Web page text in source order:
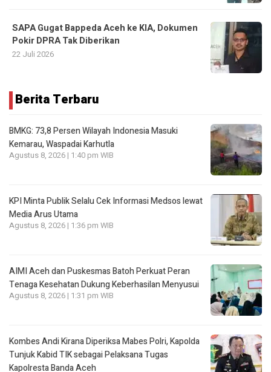
SAPA Gugat Bappeda Aceh ke KIA, Dokumen
Pokir DPRA Tak Diberikan
22 Juli 2026
Berita Terbaru
BMKG: 73,8 Persen Wilayah Indonesia Masuki
Kemarau, Waspadai Karhutla
Agustus 8, 2026 | 1:40 pm WIB
KPI Minta Publik Selalu Cek Informasi Medsos lewat
Media Arus Utama
Agustus 8, 2026 | 1:36 pm WIB
AIMI Aceh dan Puskesmas Batoh Perkuat Peran
Tenaga Kesehatan Dukung Keberhasilan Menyusui
Agustus 8, 2026 | 1:31 pm WIB
Kombes Andi Kirana Diperiksa Mabes Polri, Kapolda
Tunjuk Kabid TIK sebagai Pelaksana Tugas
Kapolresta Banda Aceh